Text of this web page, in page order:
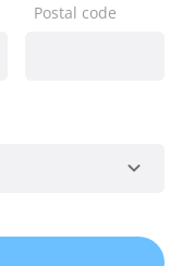
Postal code